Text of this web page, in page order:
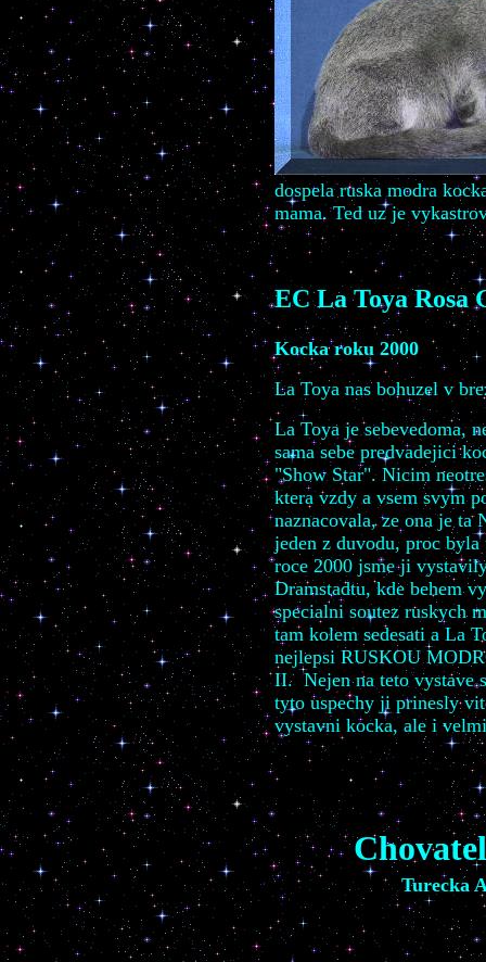
dospela ruska modra
mama.Ted uz je
EC La Toya Rosa
Kocka roku 2000
La Toya nas bohuzel v
La Toya je sebevedoma,
sama sebe predvadejici
"Show Star". Nicim
ktera vzdy a vsem svym
naznacovala, ze ona je ta
jeden z duvodu, proc byla
roce 2000 jsme ji
Dramstadtu, kde behem
specialni soutez ruskych
tam kolem sedesati a La
nejlepsi RUSKOU
II. Nejen na teto vystave
tyto uspechy ji prinesly
vystavni kocka, ale i
Turecka